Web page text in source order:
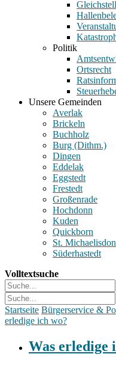
Politik
Ortsrecht
Unsere Gemeinden
Averlak
Brickeln
Buchholz
Burg (Dithm.)
Dingen
Eddelak
Eggstedt
Frestedt
Großenrade
Hochdonn
Kuden
Quickborn
St.
Süderhastedt
Volltextsuche
Startseite Bürgerservice &
erledige ich wo?
Was erledige